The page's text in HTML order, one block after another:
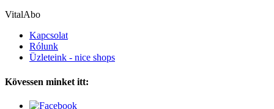
VitalAbo
Kapcsolat
Rólunk
Üzleteink - nice shops
Kövessen minket itt: